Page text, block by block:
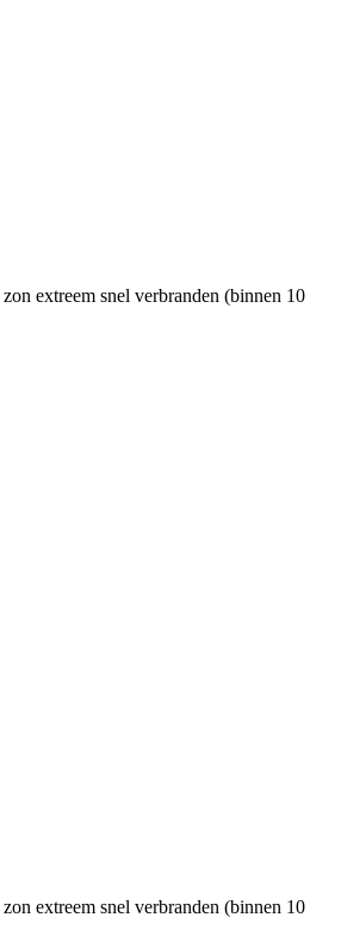
extreem snel verbranden (binnen 10
extreem snel verbranden (binnen 10